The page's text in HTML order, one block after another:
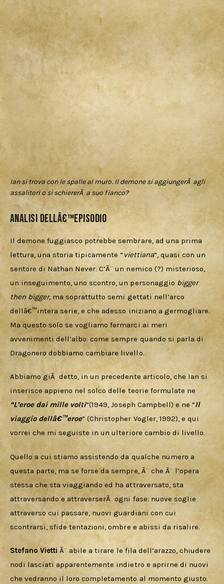
Ian si trova con le spalle al muro. Il demone si aggiungerÃ agli
assalitori o si schiererÃ a suo fianco?
Analisi dellâ€™episodio
Il demone fuggiasco potrebbe sembrare, ad una prima
lettura, una storia tipicamente “ viettiana“, quasi con un
sentore di Nathan Never. C’Ã¨ un nemico (?) misterioso,
un inseguimento, uno scontro, un personaggio bigger
then bigger, ma soprattutto semi gettati nell’arco
dellâ€™intera serie, e che adesso iniziano a germogliare.
Ma questo solo se vogliamo fermarci ai meri
avvenimenti dell’albo: come sempre quando si parla di
Dragonero dobbiamo cambiare livello.
Abbiamo giÃ  detto, in un precedente articolo, che Ian si
inserisce appieno nel solco delle teorie formulate ne
“L’eroe dai mille volti“(1949, Joseph Campbell) e ne “Il
viaggio dellâ€™eroe” (Christopher Vogler, 1992), e qui
vorrei che mi seguiste in un ulteriore cambio di livello.
Quello a cui stiamo assistendo da qualche numero a
questa parte, ma se forse da sempre, Ã¨ che Ã¨ l’opera
stessa che sta viaggiando ed ha attraversato, sta
attraversando e attraverserÃ  ogni fase: nuove soglie
attraverso cui passare, nuovi guardiani con cui
scontrarsi, sfide tentazioni, ombre e abissi da risalire.
Stefano Vietti Ã¨ abile a tirare le fila dell’arazzo, chiudere
nodi lasciati apparentemente indietro e aprirne di nuovi
che vedranno il loro completamento al momento giusto.